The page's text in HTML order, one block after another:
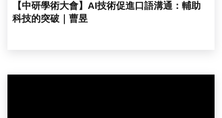
【中研學術大會】AI技術促進口語溝通：輔助
科技的突破｜曹昱